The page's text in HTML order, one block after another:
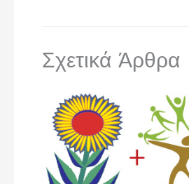
Σχετικά Άρθρα